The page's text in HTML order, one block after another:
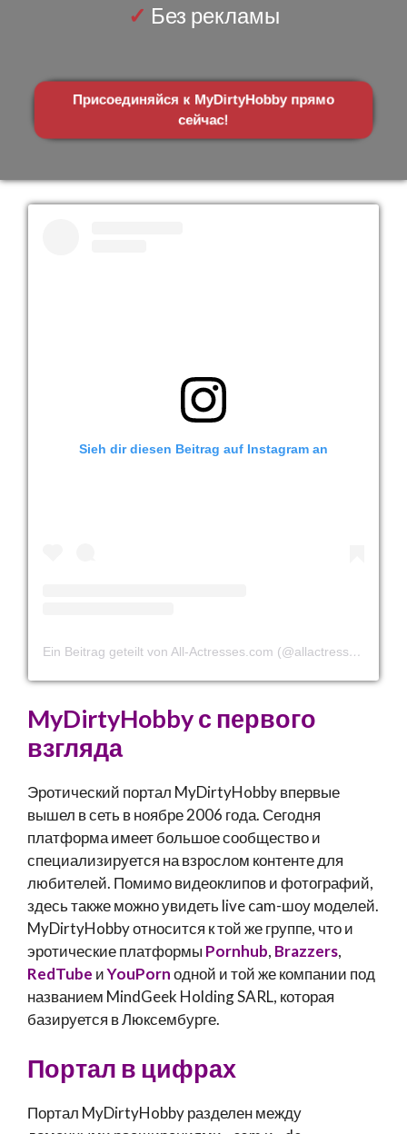
✓ Без рекламы
Присоединяйся к MyDirtyHobby прямо
сейчас!
Sieh dir diesen Beitrag auf Instagram an
Ein Beitrag geteilt von All-Actresses.com (@allactressescom)
MyDirtyHobby с первого
взгляда
Эротический портал MyDirtyHobby впервые
вышел в сеть в ноябре 2006 года. Сегодня
платформа имеет большое сообщество и
специализируется на взрослом контенте для
любителей. Помимо видеоклипов и фотографий,
здесь также можно увидеть live cam-шоу моделей.
MyDirtyHobby относится к той же группе, что и
эротические платформы Pornhub, Brazzers,
RedTube иYouPornодной и той же компании под
названием MindGeek Holding SARL, которая
базируется в Люксембурге.
Портал в цифрах
Портал MyDirtyHobby разделен между